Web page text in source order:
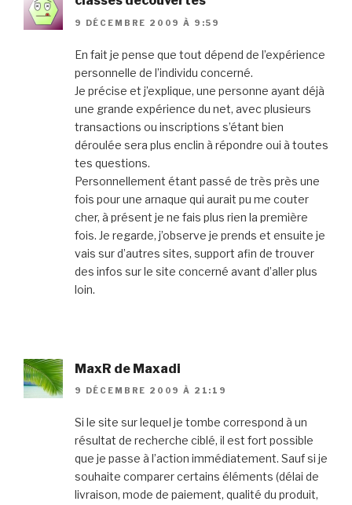
9 DÉCEMBRE 2009 À 9:59
En fait je pense que tout dépend de l’expérience
personnelle de l’individu concerné.
Je précise et j’explique, une personne ayant déjà
une grande expérience du net, avec plusieurs
transactions ou inscriptions s’étant bien
déroulée sera plus enclin à répondre oui à toutes
tes questions.
Personnellement étant passé de très près une
fois pour une arnaque qui aurait pu me couter
cher, à présent je ne fais plus rien la première
fois. Je regarde, j’observe je prends et ensuite je
vais sur d’autres sites, support afin de trouver
des infos sur le site concerné avant d’aller plus
loin.
MaxR de Maxadi
9 DÉCEMBRE 2009 À 21:19
Si le site sur lequel je tombe correspond à un
résultat de recherche ciblé, il est fort possible
que je passe à l’action immédiatement. Sauf si je
souhaite comparer certains éléments (délai de
livraison, mode de paiement, qualité du produit,